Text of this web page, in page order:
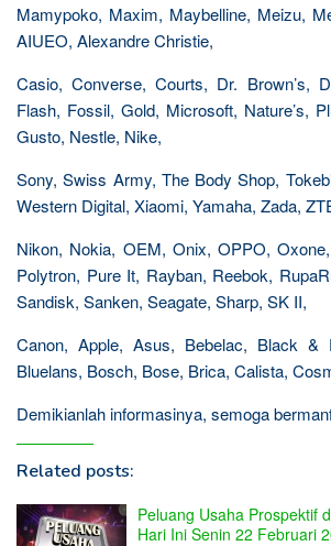
Mamypoko, Maxim, Maybelline, Meizu,
AIUEO, Alexandre Christie,
Casio, Converse, Courts, Dr. Brown’s,
Flash, Fossil, Gold, Microsoft, Nature’s,
Gusto, Nestle, Nike,
Sony, Swiss Army, The Body Shop,
Western Digital, Xiaomi, Yamaha, Zada,
Nikon, Nokia, OEM, Onix, OPPO, Oxone,
Polytron, Pure It, Rayban, Reebok,
Sandisk, Sanken, Seagate, Sharp, SK II,
Canon, Apple, Asus, Bebelac, Black &
Bluelans, Bosch, Bose, Brica, Calista,
Demikianlah informasinya, semoga
Related posts:
Peluang Usaha Prospektif
Hari Ini Senin 22 Februari